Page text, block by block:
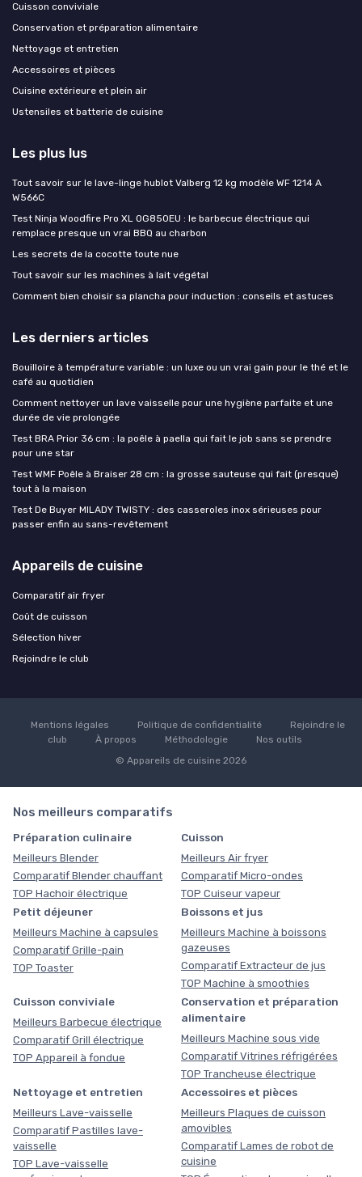
Cuisson conviviale
Conservation et préparation alimentaire
Nettoyage et entretien
Accessoires et pièces
Cuisine extérieure et plein air
Ustensiles et batterie de cuisine
Les plus lus
Tout savoir sur le lave-linge hublot Valberg 12 kg modèle WF 1214 A
W566C
Test Ninja Woodfire Pro XL OG850EU : le barbecue électrique qui
remplace presque un vrai BBQ au charbon
Les secrets de la cocotte toute nue
Tout savoir sur les machines à lait végétal
Comment bien choisir sa plancha pour induction : conseils et astuces
Les derniers articles
Bouilloire à température variable : un luxe ou un vrai gain pour le thé et le
café au quotidien
Comment nettoyer un lave vaisselle pour une hygiène parfaite et une
durée de vie prolongée
Test BRA Prior 36 cm : la poêle à paella qui fait le job sans se prendre
pour une star
Test WMF Poêle à Braiser 28 cm : la grosse sauteuse qui fait (presque)
tout à la maison
Test De Buyer MILADY TWISTY : des casseroles inox sérieuses pour
passer enfin au sans-revêtement
Appareils de cuisine
Comparatif air fryer
Coût de cuisson
Sélection hiver
Rejoindre le club
Mentions légales Politique de confidentialité
Rejoindre le
club
À propos Méthodologie
Nos outils
© Appareils de cuisine 2026
Nos meilleurs comparatifs
Préparation culinaire
Meilleurs Blender
Comparatif Blender chauffant
TOP Hachoir électrique
Cuisson
Meilleurs Air fryer
Comparatif Micro-ondes
TOP Cuiseur vapeur
Petit déjeuner
Meilleurs Machine à capsules
Comparatif Grille-pain
TOP Toaster
Boissons et jus
Meilleurs Machine à boissons
gazeuses
Comparatif Extracteur de jus
TOP Machine à smoothies
Cuisson conviviale
Meilleurs Barbecue électrique
Comparatif Grill électrique
TOP Appareil à fondue
Conservation et préparation
alimentaire
Meilleurs Machine sous vide
Comparatif Vitrines réfrigérées
TOP Trancheuse électrique
Nettoyage et entretien
Meilleurs Lave-vaisselle
Comparatif Pastilles lave-
vaisselle
TOP Lave-vaisselle
Accessoires et pièces
Meilleurs Plaques de cuisson
amovibles
Comparatif Lames de robot de
cuisine